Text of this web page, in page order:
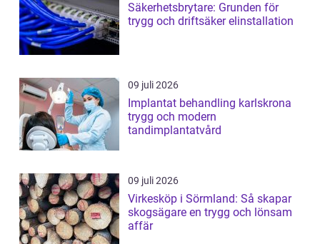
Säkerhetsbrytare: Grunden för
trygg och driftsäker elinstallation
09 juli 2026
Implantat behandling karlskrona
trygg och modern
tandimplantatvård
09 juli 2026
Virkesköp i Sörmland: Så skapar
skogsägare en trygg och lönsam
affär